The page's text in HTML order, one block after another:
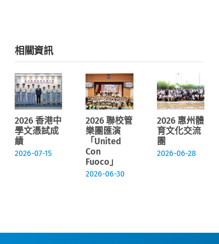
相關資訊
2026 香港中
學文憑試成
績
2026-07-15
2026 聯校管
樂團匯演
「United
Con
Fuoco」
2026-06-30
2026 惠州體
育文化交流
團
2026-06-28